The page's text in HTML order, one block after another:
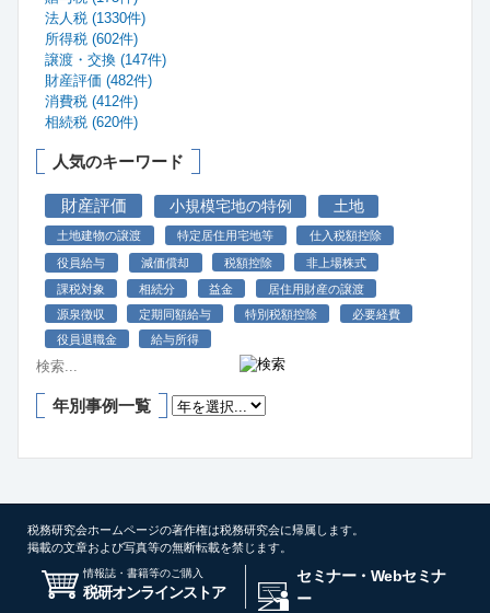
法人税 (1330件)
所得税 (602件)
譲渡・交換 (147件)
財産評価 (482件)
消費税 (412件)
相続税 (620件)
人気のキーワード
財産評価 小規模宅地の特例 土地
土地建物の譲渡 特定居住用宅地等 仕入税額控除
役員給与 減価償却 税額控除
非上場株式
課税対象
相続分 益金
居住用財産の譲渡
源泉徴収
定期同額給与 特別税額控除
必要経費
役員退職金
給与所得
年別事例一覧
税務研究会ホームページの著作権は税務研究会に帰属します。
掲載の文章および写真等の無断転載を禁じます。
情報誌・書籍等のご購入
税研オンラインストア
セミナー・Webセミナ
ー